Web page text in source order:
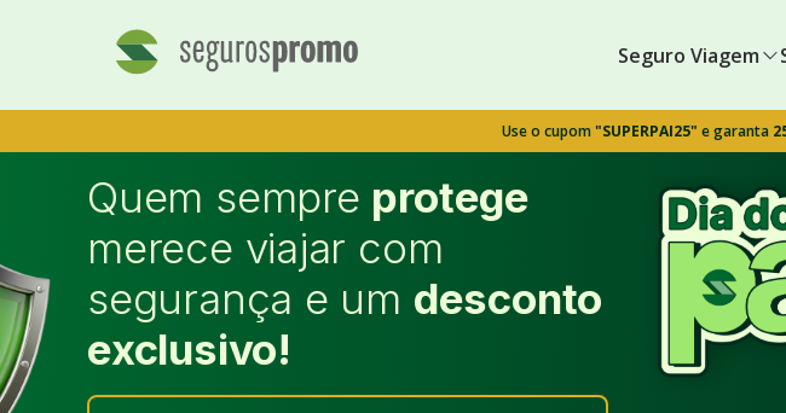
Seguro Viagem
Use o cupom"SUPERPAI25" e garanta
Quem sempre protege
merece viajar com
segurança e um desconto
exclusivo!